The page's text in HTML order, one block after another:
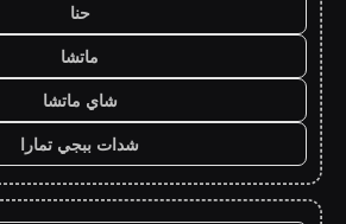
حنا
ماتشا
شاي ماتشا
شدات ببجي تمارا